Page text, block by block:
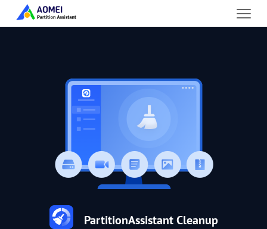
PartitionAssistant Cleanup